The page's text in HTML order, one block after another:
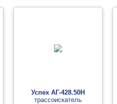
Успех АГ-428.50Н
трассоискатель